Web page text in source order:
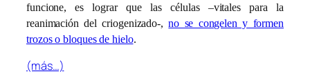
funcione, es lograr que las células –vitales para la
reanimación del criogenizado-,no se congelen y formen
trozos o bloques de hielo.
(más…)